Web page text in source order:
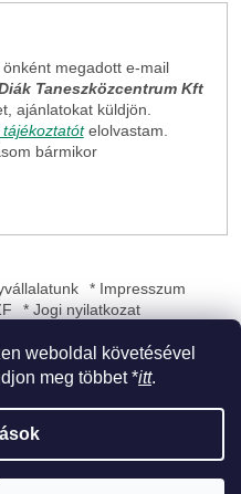
weboldal követésével
meg többet *itt.
megadott e-mail
Taneszközcentrum Kft
ajánlatokat küldjön.
elolvastam.
bármikor
* Impresszum
* Jogi nyilatkozat
Kft